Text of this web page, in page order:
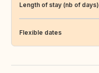
Length of stay (nb of days)
Flexible dates